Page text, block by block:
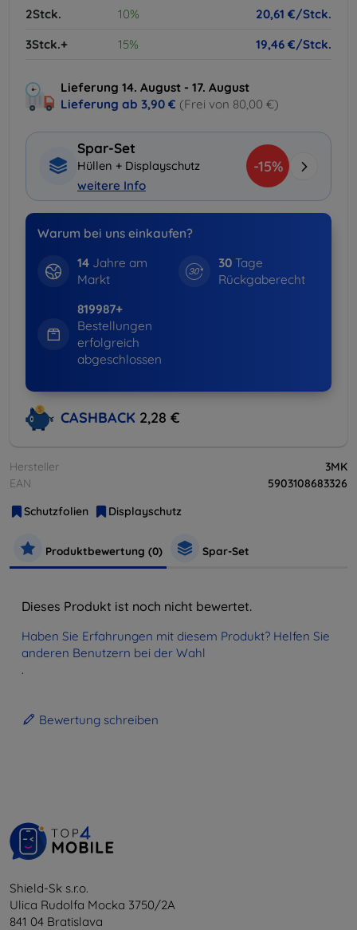
2Stck. 10%
20,61 €/Stck.
3Stck.+
15% 19,46 €/Stck.
Lieferung 14. August - 17. August
Lieferung ab 3,90 € (Frei von 80,00 €)
Spar-Set
Hüllen + Displayschutz
weitere Info
-15%
Warum bei uns einkaufen?
14Jahre am
Markt
30 Tage
Rückgaberecht
819987+
Bestellungen
erfolgreich
abgeschlossen
CASHBACK 2,28 €
Hersteller
3MK
EAN
5903108683326
Schutzfolien
Displayschutz
Produktbewertung (0) Spar-Set
Dieses Produkt ist noch nicht bewertet.
Haben Sie Erfahrungen mit diesem Produkt? Helfen Sie
anderen Benutzern bei der Wahl
.
Bewertung schreiben
Shield-Sk s.r.o.
Ulica Rudolfa Mocka 3750/2A
841 04 Bratislava